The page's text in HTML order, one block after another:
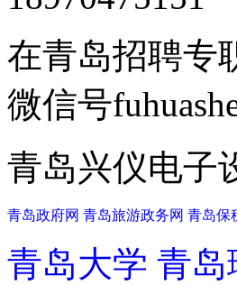
在青岛招聘专
微信号
青岛兴仪电子
青岛政府网 青岛旅游政务网 青岛保
青岛大学 青岛